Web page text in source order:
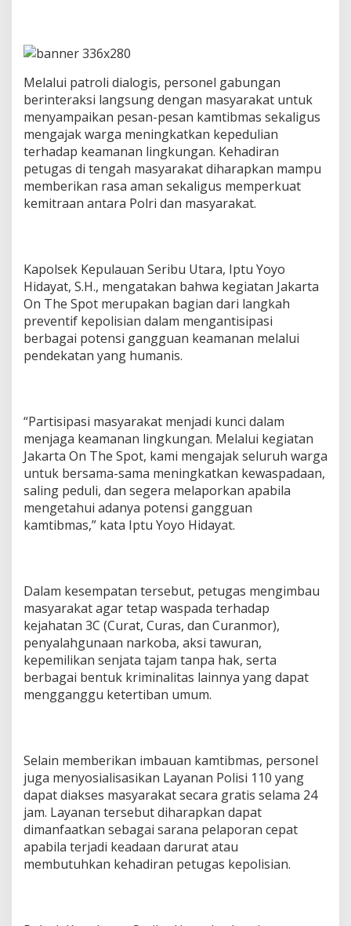
W
a
r
g
a
D
a
j
a
i
f
C
e
g
a
g
g
u
a
n
K
m
t
a
s
Melalui patroli dialogis, personel gabungan
berinteraksi langsung dengan masyarakat untuk
menyampaikan pesan-pesan kamtibmas sekaligus
mengajak warga meningkatkan kepedulian
terhadap keamanan lingkungan. Kehadiran
petugas di tengah masyarakat diharapkan mampu
memberikan rasa aman sekaligus memperkuat
kemitraan antara Polri dan masyarakat.
Kapolsek Kepulauan Seribu Utara, Iptu Yoyo
Hidayat, S.H., mengatakan bahwa kegiatan Jakarta
On The Spot merupakan bagian dari langkah
preventif kepolisian dalam mengantisipasi
berbagai potensi gangguan keamanan melalui
pendekatan yang humanis.
“Partisipasi masyarakat menjadi kunci dalam
menjaga keamanan lingkungan. Melalui kegiatan
Jakarta On The Spot, kami mengajak seluruh warga
untuk bersama-sama meningkatkan kewaspadaan,
saling peduli, dan segera melaporkan apabila
mengetahui adanya potensi gangguan
kamtibmas,” kata Iptu Yoyo Hidayat.
Dalam kesempatan tersebut, petugas mengimbau
masyarakat agar tetap waspada terhadap
kejahatan 3C (Curat, Curas, dan Curanmor),
penyalahgunaan narkoba, aksi tawuran,
kepemilikan senjata tajam tanpa hak, serta
berbagai bentuk kriminalitas lainnya yang dapat
mengganggu ketertiban umum.
Selain memberikan imbauan kamtibmas, personel
juga menyosialisasikan Layanan Polisi 110 yang
dapat diakses masyarakat secara gratis selama 24
jam. Layanan tersebut diharapkan dapat
dimanfaatkan sebagai sarana pelaporan cepat
apabila terjadi keadaan darurat atau
membutuhkan kehadiran petugas kepolisian.